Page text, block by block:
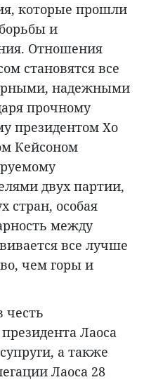
которые прошли
и
Отношения
становятся все
надежными
прочному
президентом Хо
Кейсоном
двух партии,
стран, особая
между
все лучше
чем горы и
честь
Лаоса
а также
Лаоса 28